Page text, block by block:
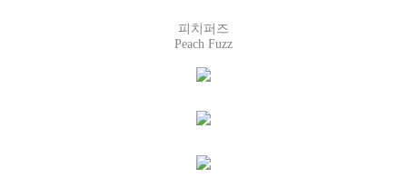
피치퍼즈
Peach Fuzz